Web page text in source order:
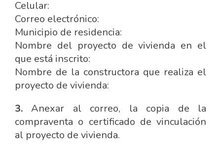
Celular:
Correo electrónico:
Municipio de residencia:
Nombre del proyecto de vivienda en el
que está inscrito:
Nombre de la constructora que realiza el
proyecto de vivienda:
3. Anexar al correo, la copia de la
compraventa o certificado de vinculación
al proyecto de vivienda.